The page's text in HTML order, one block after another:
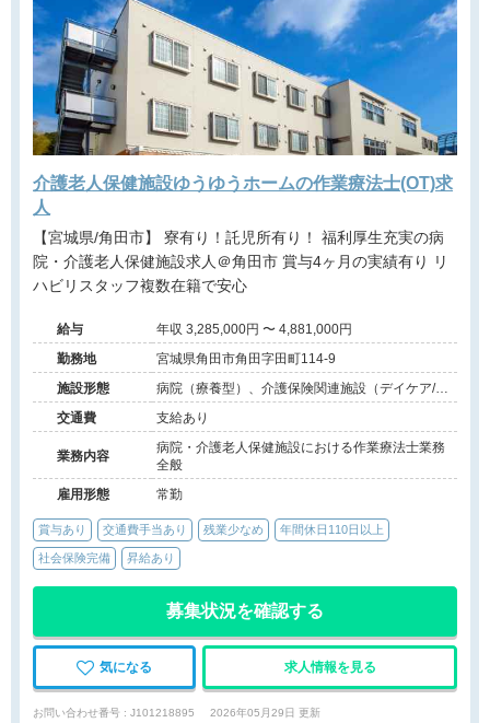
介護老人保健施設ゆうゆうホームの作業療法士(OT)求
人
【宮城県/角田市】 寮有り！託児所有り！ 福利厚生充実の病
院・介護老人保健施設求人＠角田市 賞与4ヶ月の実績有り リ
ハビリスタッフ複数在籍で安心
給与
年収 3,285,000円 〜 4,881,000円
勤務地
宮城県角田市角田字田町114-9
施設形態
病院（療養型）、介護保険関連施設（デイケア/介
護老人保健施設）
交通費 支給あり
業務内容
病院・介護老人保健施設における作業療法士業務
全般
雇用形態
常勤
賞与あり 交通費手当あり 残業少なめ 年間休日110日以上
社会保険完備 昇給あり
募集状況を確認する
気になる 求人情報を見る
お問い合わせ番号 : J101218895 2026年05月29日 更新